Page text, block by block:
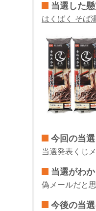
当選した
はくばく そば
今回の当
当選発表くじ
当選がわ
偽メールだと
今後の当